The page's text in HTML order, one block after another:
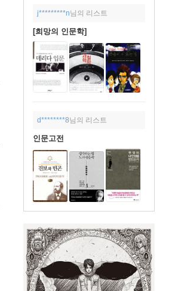
j*********n님의 리스트
[희망의 인문학]
d********8님의 리스트
인문고전